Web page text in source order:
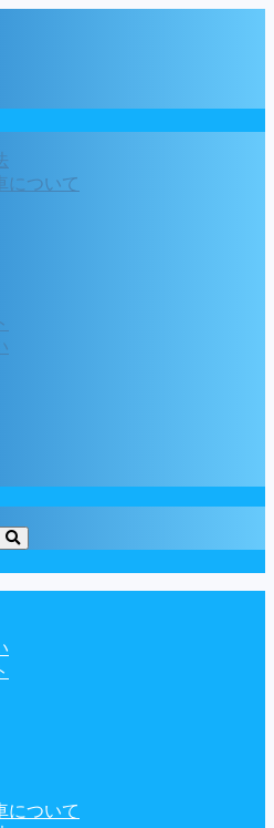
について
について